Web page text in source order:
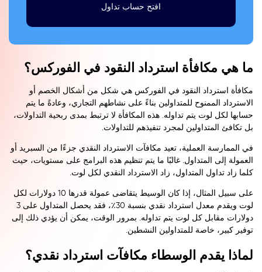
افتح حساب تداول
ما هي مكافأة استرداد النقود في الفوركس؟
مكافأة استرداد النقود في الفوركس هي شكل من أشكال الخصم أو
الاسترداد الممنوح للمتداولين بناءً على نشاطهم التجاري، وعادةً ما يتم
حسابها لكل لوت يتم تداوله. هذه المكافأة لا ترتبط بمدى ربحية التداولات،
بل تكافئ المتداولين لمجرد تنفيذهم للتداولات.
في الممارسة العملية، تعيد مكافآت الاسترداد النقدي جزءًا من السبريد أو
العمولة إلى المتداول. غالبًا ما يتم تنظيم هذه البرامج على مستويات، حيث
كلما زاد تداول المتداول، زاد الاسترداد النقدي لكل لوت.
على سبيل المثال، إذا كان الوسيط يتقاضى عمولة قدرها 10 دولارات لكل
لوت ويقدم معدل استرداد نقدي بنسبة 30٪، فقد يحصل المتداول على 3
دولارات مقابل كل لوت يتم تداوله. بمرور الوقت، يمكن أن يؤدي ذلك إلى
توفير كبير، خاصة للمتداولين النشطين.
لماذا يقدم الوسطاء مكافآت استرداد نقدي؟